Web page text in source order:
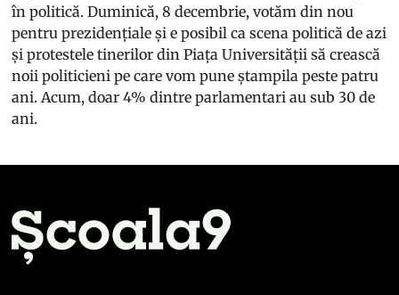
în politică. Duminică, 8 decembrie, votăm din nou
pentru prezidențiale și e posibil ca scena politică de azi
și protestele tinerilor din Piața Universității să crească
noii politicieni pe care vom pune ștampila peste patru
ani. Acum, doar 4% dintre parlamentari au sub 30 de
ani.